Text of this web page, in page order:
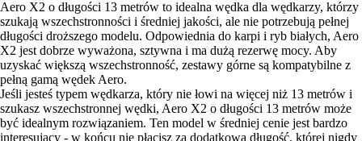
Aero X2 o długości 13 metrów to idealna wędka dla wędkarzy, którzy
szukają wszechstronności i średniej jakości, ale nie potrzebują pełnej
długości droższego modelu. Odpowiednia do karpi i ryb białych, Aero
X2 jest dobrze wyważona, sztywna i ma dużą rezerwę mocy. Aby
uzyskać większą wszechstronność, zestawy górne są kompatybilne z
pełną gamą wędek Aero.
Jeśli jesteś typem wędkarza, który nie łowi na więcej niż 13 metrów i
szukasz wszechstronnej wędki, Aero X2 o długości 13 metrów może
być idealnym rozwiązaniem. Ten model w średniej cenie jest bardzo
interesujący - w końcu nie płacisz za dodatkową długość, której nigdy